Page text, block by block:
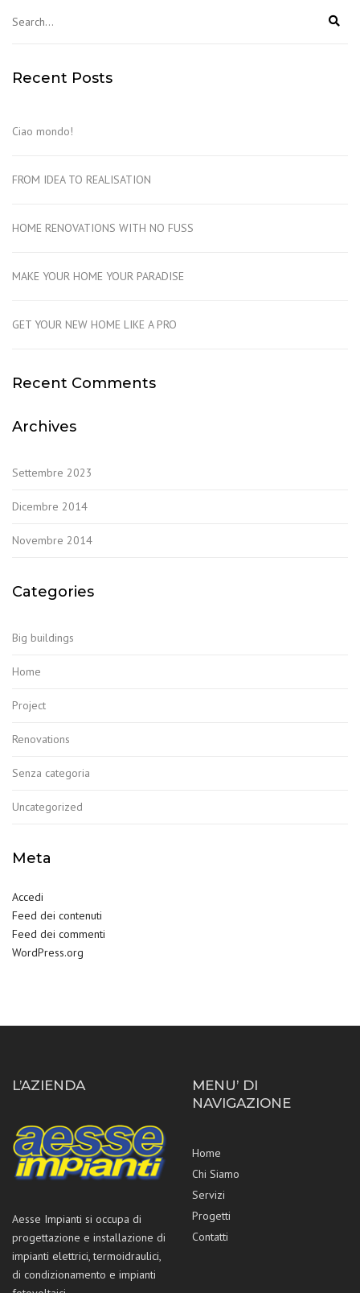
Recent Posts
Ciao mondo!
FROM IDEA TO REALISATION
HOME RENOVATIONS WITH NO FUSS
MAKE YOUR HOME YOUR PARADISE
GET YOUR NEW HOME LIKE A PRO
Recent Comments
Archives
Settembre 2023
Dicembre 2014
Novembre 2014
Categories
Big buildings
Home
Project
Renovations
Senza categoria
Uncategorized
Meta
Accedi
Feed dei contenuti
Feed dei commenti
WordPress.org
L’AZIENDA
Aesse Impianti si occupa di
progettazione e installazione di
impianti elettrici, termoidraulici,
di condizionamento e impianti
MENU’ DI
NAVIGAZIONE
Home
Chi Siamo
Servizi
Progetti
Contatti